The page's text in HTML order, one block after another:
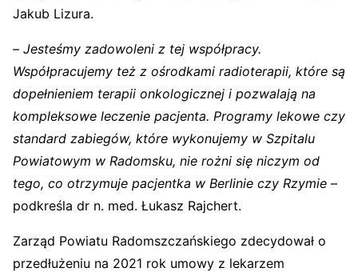
Jakub Lizura.
– Jesteśmy zadowoleni z tej współpracy.
Współpracujemy też z ośrodkami radioterapii, które są
dopełnieniem terapii onkologicznej i pozwalają na
kompleksowe leczenie pacjenta. Programy lekowe czy
standard zabiegów, które wykonujemy w Szpitalu
Powiatowym w Radomsku, nie rożni się niczym od
tego, co otrzymuje pacjentka w Berlinie czy Rzymie –
podkreśla dr n. med. Łukasz Rajchert.
Zarząd Powiatu Radomszczańskiego zdecydował o
przedłużeniu na 2021 rok umowy z lekarzem